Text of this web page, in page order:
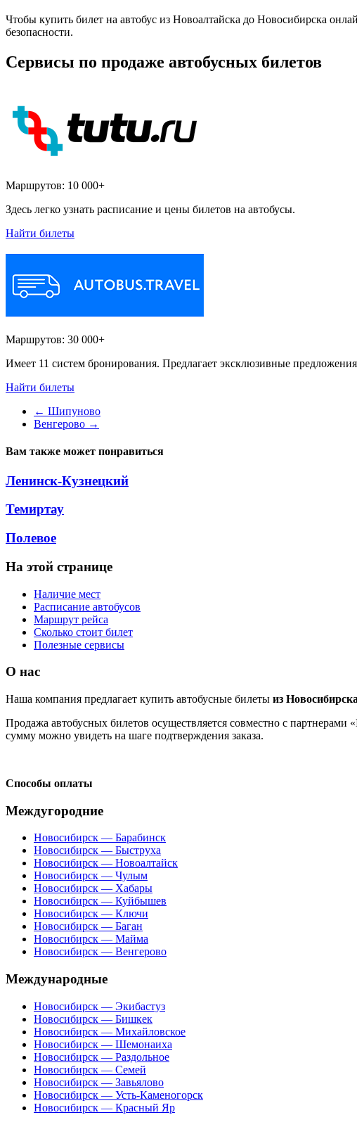
Чтобы купить билет на автобус из Новоалтайска до Новосибирска
безопасности.
Сервисы по продаже автобусных билетов
Маршрутов: 10 000+
Здесь легко узнать расписание и цены билетов на автобусы.
Найти билеты
Маршрутов: 30 000+
Имеет 11 систем бронирования. Предлагает эксклюзивные предложения
Найти билеты
← Шипуново
Венгерово →
Вам также может понравиться
Ленинск-Кузнецкий
Темиртау
Полевое
На этой странице
Наличие мест
Расписание автобусов
Маршрут рейса
Сколько стоит билет
Полезные сервисы
О нас
Наша компания предлагает купить автобусные билеты из Новосибирска
Продажа автобусных билетов осуществляется совместно с
сумму можно увидеть на шаге подтверждения заказа.
Способы оплаты
Междугородние
Новосибирск — Барабинск
Новосибирск — Быструха
Новосибирск — Новоалтайск
Новосибирск — Чулым
Новосибирск — Хабары
Новосибирск — Куйбышев
Новосибирск — Ключи
Новосибирск — Баган
Новосибирск — Майма
Новосибирск — Венгерово
Международные
Новосибирск — Экибастуз
Новосибирск — Бишкек
Новосибирск — Михайловское
Новосибирск — Шемонаиха
Новосибирск — Раздольное
Новосибирск — Семей
Новосибирск — Завьялово
Новосибирск — Усть-Каменогорск
Новосибирск — Красный Яр